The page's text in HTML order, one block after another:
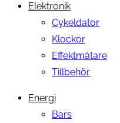
Elektronik
Cykeldator
Klockor
Effektmätare
Tillbehör
Energi
Bars